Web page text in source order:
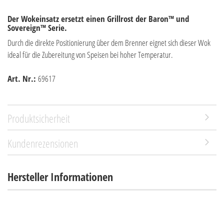
Der Wokeinsatz ersetzt einen Grillrost der Baron™ und
Sovereign™ Serie.
Durch die direkte Positionierung über dem Brenner eignet sich dieser Wok
ideal für die Zubereitung von Speisen bei hoher Temperatur.
Art. Nr.: 69617
Produktsicherheit
Kundenrezensionen
Hersteller Informationen